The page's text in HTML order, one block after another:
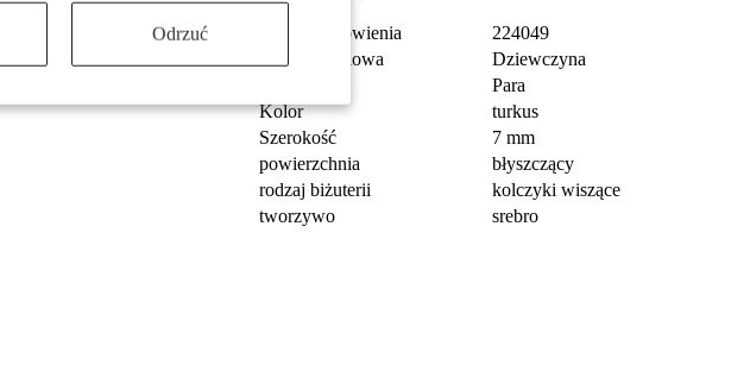
Odrzuć numer zamówienia
224049
Grupa docelowa
Dziewczyna
Para
Kolor
turkus
Szerokość
7 mm
powierzchnia
błyszczący
rodzaj biżuterii
kolczyki wiszące
tworzywo
srebro